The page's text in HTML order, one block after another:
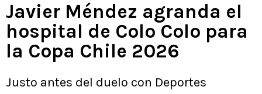
Javier Méndez agranda el
hospital de Colo Colo para
la Copa Chile 2026
Justo antes del duelo con Deportes